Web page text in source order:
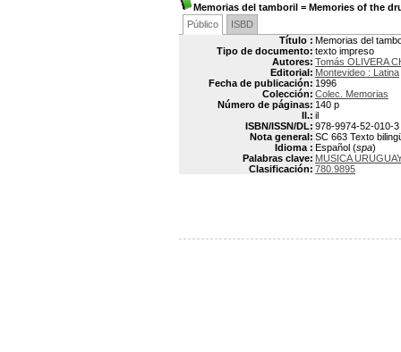
Memorias del tamboril = Memories of the
Público
ISBD
Título : Memorias del
Tipo de documento: texto impreso
Autores: Tomás OLIVERA
Editorial: Montevideo : Latina
Fecha de publicación: 1996
Colección: Colec. Memorias
Número de páginas: 140 p
Il.: il
ISBN/ISSN/DL: 978-9974-52-010-3
Nota general: SC 663 Texto
Idioma : Español (spa)
Palabras clave: MUSICA
Clasificación: 780.9895